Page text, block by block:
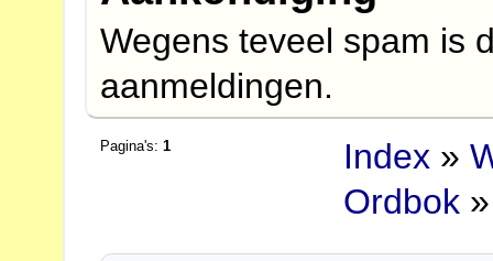
Wegens teveel spam is
aanmeldingen.
Pagina's:1 Index »
Ordbok